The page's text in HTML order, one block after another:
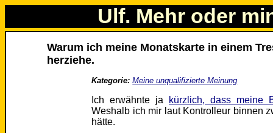
Ulf. Mehr oder
Warum ich meine Monatskarte in einem
herziehe.
Kategorie: Meine unqualifizierte Meinung
Ich erwähnte ja
kürzlich, dass meine
Weshalb ich mir laut Kontrolleur binnen
hätte.